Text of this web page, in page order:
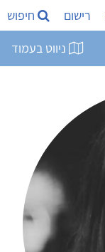
רישום חיפוש
ניווט בעמוד